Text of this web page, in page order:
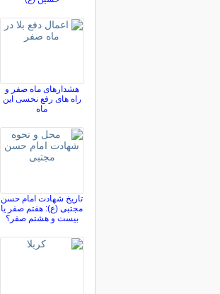
هشدارهای ماه صفر و
راه های رفع نحسی این
ماه
تاریخ شهادت امام حسن
مجتبی (ع): هفتم صفر یا
بیست و هشتم صفر؟